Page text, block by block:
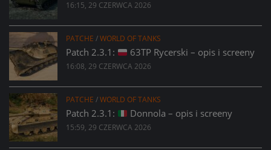
16:15, 29 CZERWCA 2026
PATCHE /WORLD OF TANKS
Patch 2.3.1: 63TP Rycerski – opis i screeny
16:08, 29 CZERWCA 2026
PATCHE /WORLD OF TANKS
Patch 2.3.1: Donnola – opis i screeny
15:59, 29 CZERWCA 2026